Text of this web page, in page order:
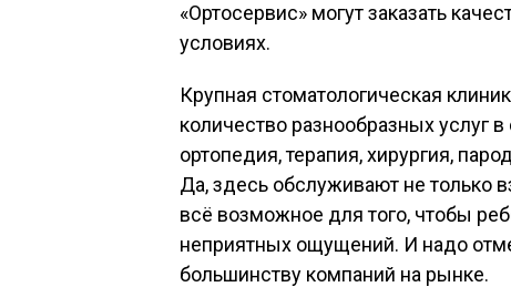
«Ортосервис» могут заказать
условиях.
Крупная стоматологическая
количество разнообразных услуг
ортопедия, терапия, хирургия,
Да, здесь обслуживают не только
всё возможное для того, чтобы
неприятных ощущений. И надо
большинству компаний на рынке.